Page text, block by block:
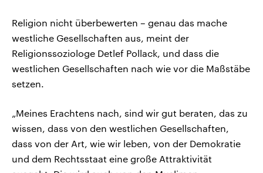
Religion nicht überbewerten – genau das mache
westliche Gesellschaften aus, meint der
Religionssoziologe Detlef Pollack, und dass die
westlichen Gesellschaften nach wie vor die Maßstäbe
setzen.
„Meines Erachtens nach, sind wir gut beraten, das zu
wissen, dass von den westlichen Gesellschaften,
dass von der Art, wie wir leben, von der Demokratie
und dem Rechtsstaat eine große Attraktivität